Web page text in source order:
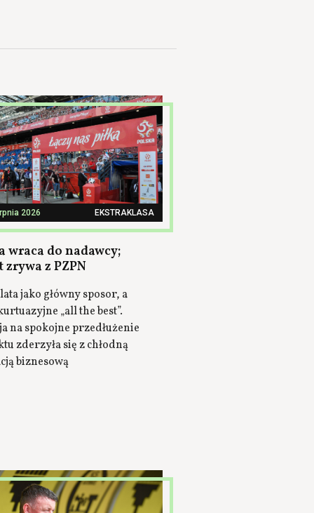
2026 EKSTRAKLASA
wraca do nadawcy;
z PZPN
jako główny sposor, a
„all the best”.
na spokojne przedłużenie
zderzyła się z chłodną
biznesową